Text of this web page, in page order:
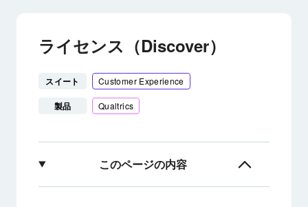
ライセンス（Discover）
スイート Customer Experience
製品 Qualtrics
このページの内容